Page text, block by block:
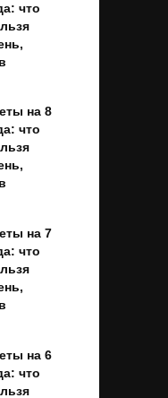
что
на 8
что
на 7
что
на 6
что